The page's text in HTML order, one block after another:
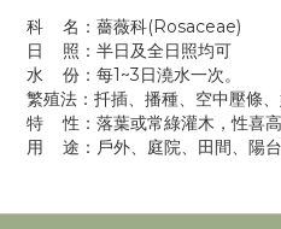
科 名：薔薇科(Rosaceae)
日 照：半日及全日照均可
水 份：每1~3日澆水一次。
繁殖法：扦插、播種、空中壓條、
特 性：落葉或常綠灌木，性喜高
用 途：戶外、庭院、田間、陽台